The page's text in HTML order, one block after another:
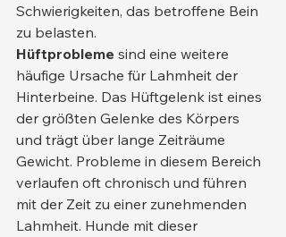
Schwierigkeiten, das betroffene Bein
zu belasten.
Hüftprobleme sind eine weitere
häufige Ursache für Lahmheit der
Hinterbeine. Das Hüftgelenk ist eines
der größten Gelenke des Körpers
und trägt über lange Zeiträume
Gewicht. Probleme in diesem Bereich
verlaufen oft chronisch und führen
mit der Zeit zu einer zunehmenden
Lahmheit. Hunde mit dieser